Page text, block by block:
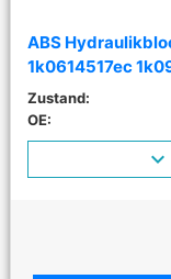
ABS
1k0614517ec
Zustand:
OE: